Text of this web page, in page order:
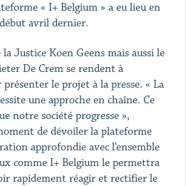
« I+ Belgium » a eu lieu en
avril dernier.
Justice Koen Geens mais aussi le
De Crem se rendent à
le projet à la presse. « La
une approche en chaîne. Ce
notre société progresse »,
de dévoiler la plateforme
approfondie avec l’ensemble
comme I+ Belgium le permettra
rapidement réagir et rectifier le